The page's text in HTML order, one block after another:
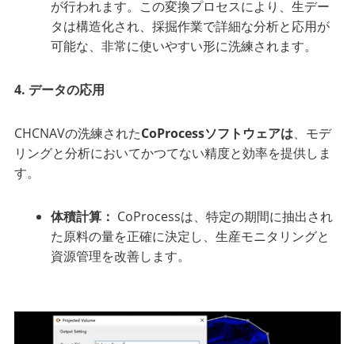
が行われます。この変換プロセスにより、生デー
タは構造化され、採掘作業で詳細な分析と応用が
可能な、非常に使いやすい形に洗練されます。
4. データの応用
CHCNAVの洗練されたCoProcessソフトウェアは、モデ
リングと分析においてかつてない精度と効率を提供しま
す。
体積計算： CoProcessは、特定の期間に抽出され
た原料の量を正確に決定し、生産モニタリングと
資源管理を改善します。